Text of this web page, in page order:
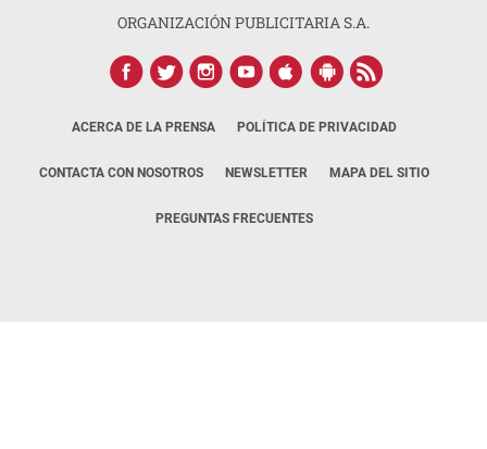
ORGANIZACIÓN PUBLICITARIA S.A.
ACERCA DE LA PRENSA POLÍTICA DE PRIVACIDAD
CONTACTA CON NOSOTROS NEWSLETTER MAPA DEL SITIO
PREGUNTAS FRECUENTES